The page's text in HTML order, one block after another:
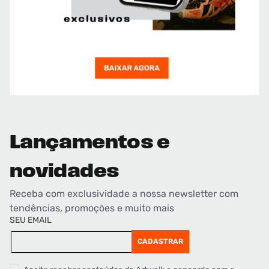
Lançamentos e
novidades
Receba com exclusividade a nossa newsletter com
tendências, promoções e muito mais
SEU EMAIL
CADASTRAR